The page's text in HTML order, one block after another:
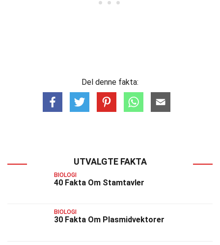
Del denne fakta:
UTVALGTE FAKTA
BIOLOGI
40 Fakta Om Stamtavler
BIOLOGI
30 Fakta Om Plasmidvektorer